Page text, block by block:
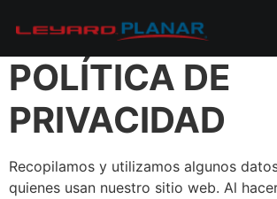
POLÍTICA DE
PRIVACIDAD
Recopilamos y utilizamos algunos
quienes usan nuestro sitio web. Al